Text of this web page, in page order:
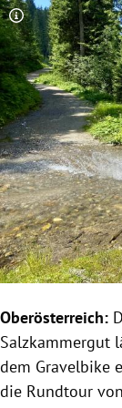
Copyright-
Oberösterreich:
Salzkammergut
dem Gravelbike
die Rundtour